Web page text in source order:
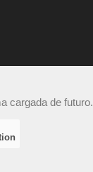
cargada de futuro.